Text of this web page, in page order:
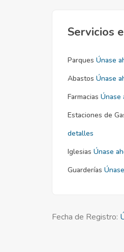
Servicios
Parques Únase
Abastos Únase
Farmacias Únase
Estaciones de
detalles
Iglesias Únase
Guarderías
Fecha de Registro: